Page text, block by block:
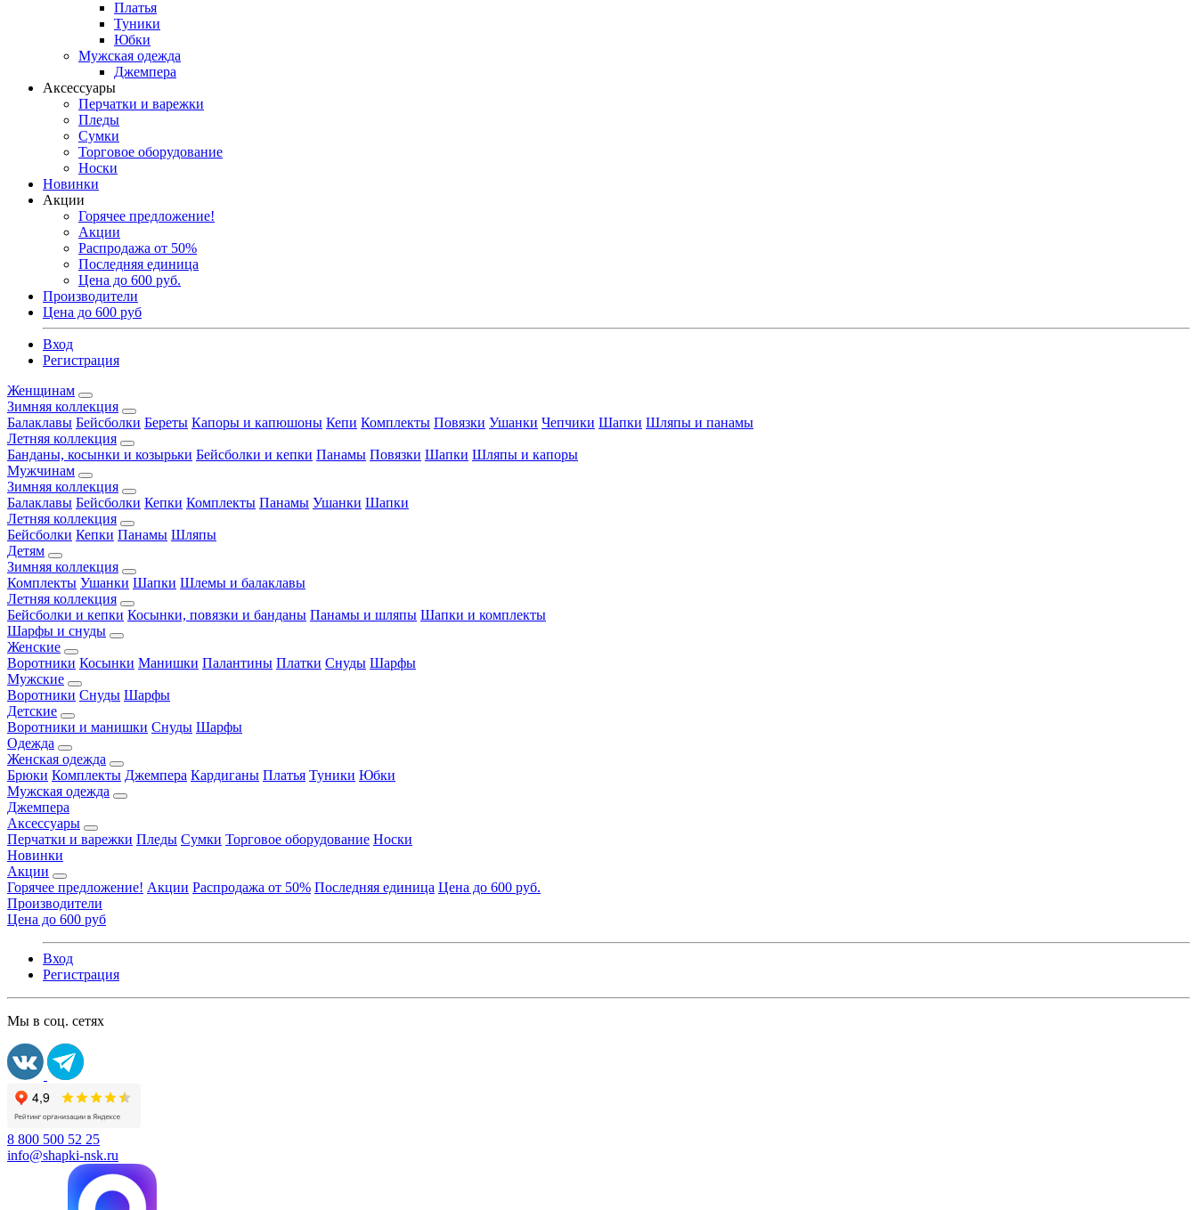
Платья
Туники
Юбки
Мужская одежда
Джемпера
Аксессуары
Перчатки и варежки
Пледы
Сумки
Торговое оборудование
Носки
Новинки
Акции
Горячее предложение!
Акции
Распродажа от 50%
Последняя единица
Цена до 600 руб.
Производители
Цена до 600 руб
Вход
Регистрация
Женщинам
Зимняя коллекция
Балаклавы Бейсболки Береты Капоры и капюшоны Кепи Комплекты Повязки Ушанки Чепчики Шапки Шляпы и панамы
Летняя коллекция
Банданы, косынки и козырьки Бейсболки и кепки Панамы Повязки Шапки Шляпы и капоры
Мужчинам
Зимняя коллекция
Балаклавы Бейсболки Кепки Комплекты Панамы Ушанки Шапки
Летняя коллекция
Бейсболки Кепки Панамы Шляпы
Детям
Зимняя коллекция
Комплекты Ушанки Шапки Шлемы и балаклавы
Летняя коллекция
Бейсболки и кепки Косынки, повязки и банданы Панамы и шляпы Шапки и комплекты
Шарфы и снуды
Женские
Воротники Косынки Манишки Палантины Платки Снуды Шарфы
Мужские
Воротники Снуды Шарфы
Детские
Воротники и манишки Снуды Шарфы
Одежда
Женская одежда
Брюки Комплекты Джемпера Кардиганы Платья Туники Юбки
Мужская одежда
Джемпера
Аксессуары
Перчатки и варежки Пледы Сумки Торговое оборудование Носки
Новинки
Акции
Горячее предложение! Акции Распродажа от 50% Последняя единица Цена до 600 руб.
Производители
Цена до 600 руб
Вход
Регистрация
Мы в соц. сетях
8 800 500 52 25
info@shapki-nsk.ru